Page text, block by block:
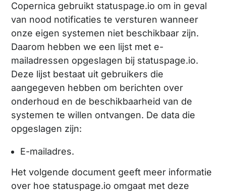
Copernica gebruikt statuspage.io om in geval
van nood notificaties te versturen wanneer
onze eigen systemen niet beschikbaar zijn.
Daarom hebben we een lijst met e-
mailadressen opgeslagen bij statuspage.io.
Deze lijst bestaat uit gebruikers die
aangegeven hebben om berichten over
onderhoud en de beschikbaarheid van de
systemen te willen ontvangen. De data die
opgeslagen zijn:
E-mailadres.
Het volgende document geeft meer informatie
over hoe statuspage.io omgaat met deze